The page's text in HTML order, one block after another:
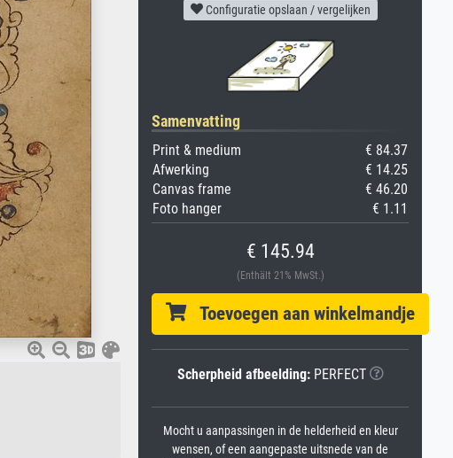
Configuratie opslaan / vergelijken
Samenvatting
Print & medium
€ 84.37
Afwerking
€ 14.25
Canvas frame
€ 46.20
Foto hanger
€ 1.11
€ 145.94
(Enthält 21% MwSt.)
Toevoegen aan winkelmandje
Scherpheid afbeelding:PERFECT
Mocht u aanpassingen in de helderheid en kleur
wensen, of een aangepaste uitsnede van de